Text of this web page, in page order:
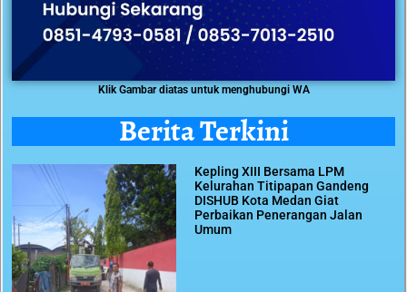
Klik Gambar diatas untuk menghubungi WA
Berita Terkini
Kepling XIII Bersama LPM
Kelurahan Titipapan Gandeng
DISHUB Kota Medan Giat
Perbaikan Penerangan Jalan
Umum